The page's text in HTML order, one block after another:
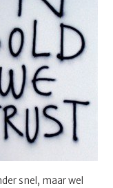
snel, maar wel